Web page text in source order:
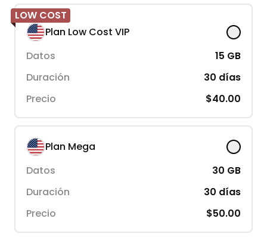
LOW COST
Plan Low Cost VIP
Datos
15 GB
Duración
30 días
Precio
$40.00
Plan Mega
Datos
30 GB
Duración
30 días
Precio
$50.00